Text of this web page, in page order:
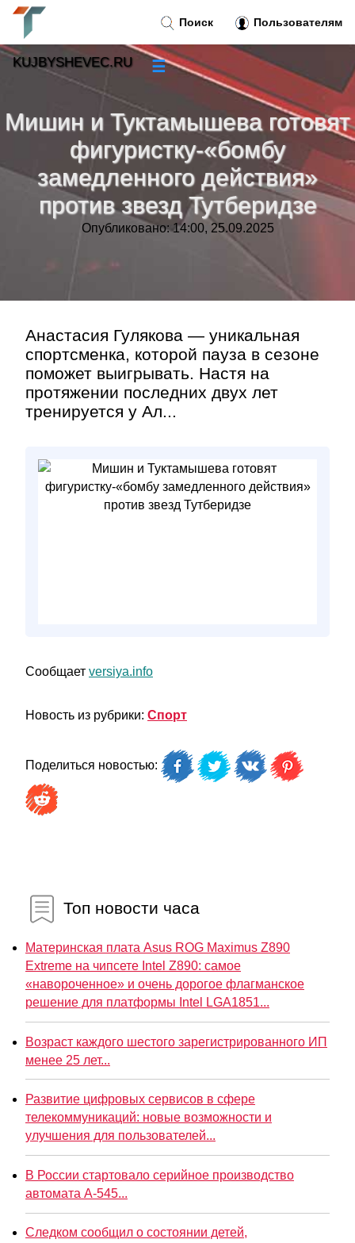
Мишин и Туктамышева готовят
фигуристку-«бомбу
замедленного действия»
против звезд Тутберидзе
Опубликовано: 14:00, 25.09.2025
Анастасия Гулякова — уникальная
спортсменка, которой пауза в сезоне
поможет выигрывать. Настя на
протяжении последних двух лет
тренируется у Ал...
Сообщает versiya.info
Новость из рубрики: Спорт
Поделиться новостью:
Топ новости часа
Материнская плата Asus ROG Maximus Z890
Extreme на чипсете Intel Z890: самое
«навороченное» и очень дорогое флагманское
решение для платформы Intel LGA1851...
Возраст каждого шестого зарегистрированного ИП
менее 25 лет...
Развитие цифровых сервисов в сфере
телекоммуникаций: новые возможности и
улучшения для пользователей...
В России стартовало серийное производство
автомата А-545...
Следком сообщил о состоянии детей,
Поиск Пользователям
KUJBYSHEVEC.RU ☰
Новости
Тренды новостей»
Рубрики»
»